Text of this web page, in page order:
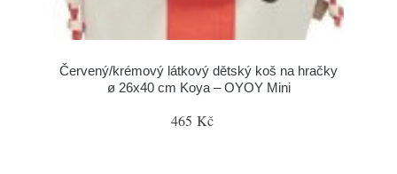
Červený/krémový látkový dětský koš na hračky
ø 26x40 cm Koya – OYOY Mini
465 Kč